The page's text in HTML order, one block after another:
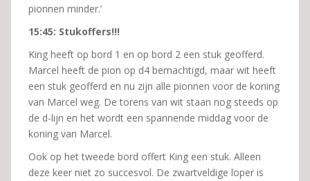
pionnen minder.’
15:45: Stukoffers!!!
King heeft op bord 1 en op bord 2 een stuk geofferd.
Marcel heeft de pion op d4 bemachtigd, maar wit heeft
een stuk geofferd en nu zijn alle pionnen voor de koning
van Marcel weg. De torens van wit staan nog steeds op
de d-lijn en het wordt een spannende middag voor de
koning van Marcel.
Ook op het tweede bord offert King een stuk. Alleen
deze keer niet zo succesvol. De zwartveldige loper is